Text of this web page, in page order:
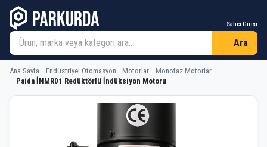
Satıcı Girişi
Ara
Ana Sayfa Endüstriyel Otomasyon Motorlar
Monofaz Motorlar
Paida İNMR01 Redüktörlü İndüksiyon Motoru
Paida İNMR01 Redüktörlü